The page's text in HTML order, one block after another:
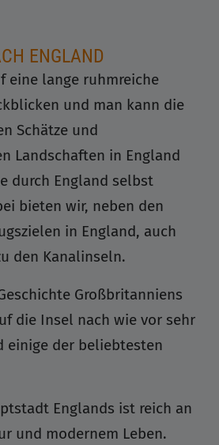
ENGLAND
eine lange ruhmreiche
und man kann die
Schätze und
Landschaften in England
durch England selbst
bieten wir, neben den
in England, auch
den Kanalinseln.
Großbritanniens
die Insel nach wie vor sehr
einige der beliebtesten
Englands ist reich an
und modernem Leben.